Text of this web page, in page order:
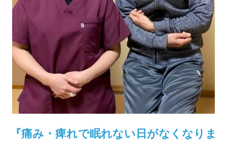
『痛み・痺れで眠れない日がなくなりま